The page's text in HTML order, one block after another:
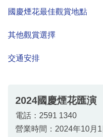
國慶煙花最佳觀賞地點
其他觀賞選擇
交通安排
2024國慶煙花匯演
電話：2591 1340
營業時間：2024年10月